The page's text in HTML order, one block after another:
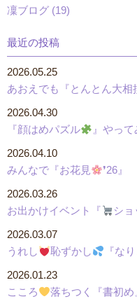
凜ブログ (19)
最近の投稿
あおえでも『とんとん大相
2026.05.25
『顔はめパズル 』やって
2026.04.30
みんなで『お花見 ❜26』
2026.04.10
お出かけイベント『 シ
2026.03.26
うれし 恥ずかし 『な
2026.03.07
こころ 落ちつく『書初め
2026.01.23